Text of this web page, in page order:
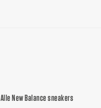
Alle New Balance sneakers